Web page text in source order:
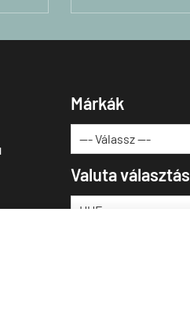
Márkák
Valuta választás